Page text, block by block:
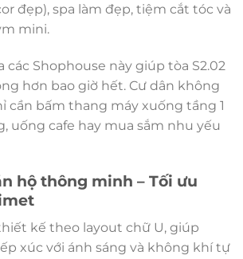
đẹp), spa làm đẹp, tiệm cắt tóc và
mini.
các Shophouse này giúp tòa S2.02
hơn bao giờ hết. Cư dân không
cần bấm thang máy xuống tầng 1
uống cafe hay mua sắm nhu yếu
hộ thông minh – Tối ưu
kế theo layout chữ U, giúp
xúc với ánh sáng và không khí tự